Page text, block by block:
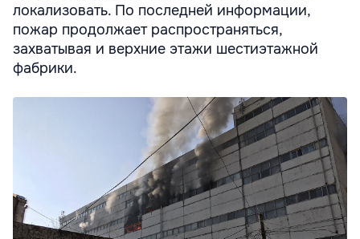
локализовать. По последней информации,
пожар продолжает распространяться,
захватывая и верхние этажи шестиэтажной
фабрики.